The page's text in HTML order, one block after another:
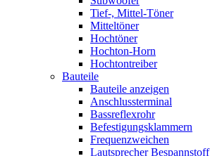
Tief-, Mittel-Töner
Mitteltöner
Hochtöner
Hochton-Horn
Hochtontreiber
Bauteile
Bauteile anzeigen
Anschlussterminal
Bassreflexrohr
Befestigungsklammern
Frequenzweichen
Lautsprecher Bespannstoff